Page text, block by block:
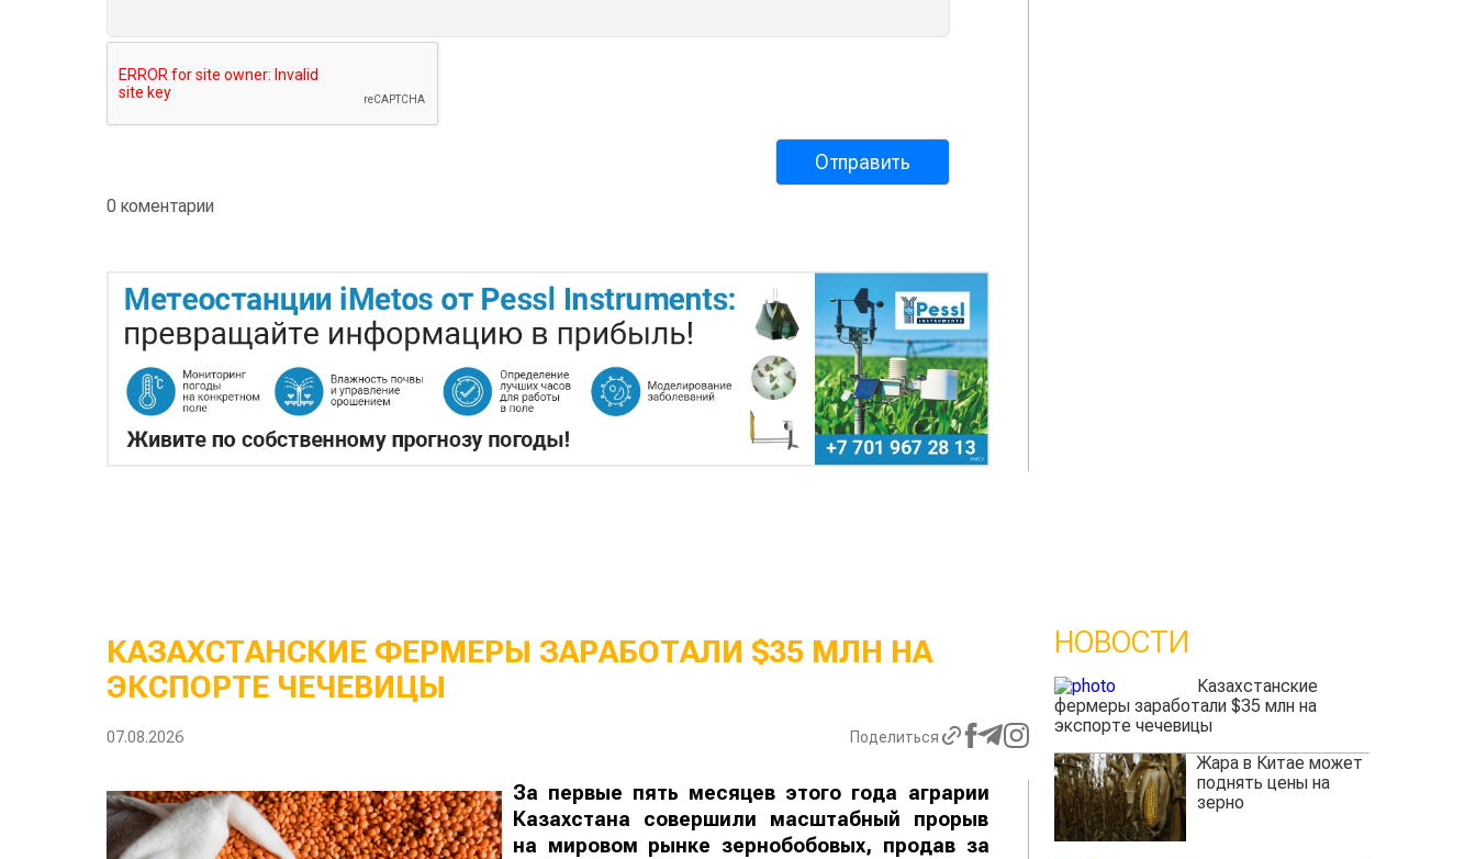
0 коментарии
КАЗАХСТАНСКИЕ ФЕРМЕРЫ ЗАРАБОТАЛИ $35 МЛН НА
ЭКСПОРТЕ ЧЕЧЕВИЦЫ
07.08.2026 Поделиться
За первые пять месяцев этого года аграрии
Казахстана совершили масштабный прорыв
на мировом рынке зернобобовых, продав за
НОВОСТИ
Казахстанские
фермеры заработали $35 млн на
экспорте чечевицы
Жара в Китае может
поднять цены на
зерно